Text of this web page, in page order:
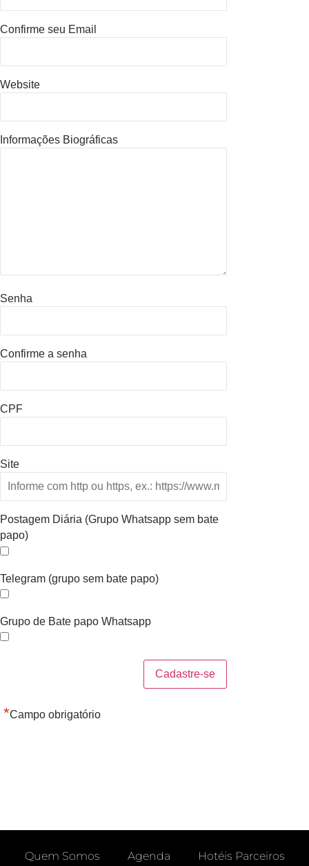
Confirme seu Email
Website
Informações Biográficas
Senha
Confirme a senha
CPF
Site
Postagem Diária (Grupo Whatsapp sem bate
papo)
Telegram (grupo sem bate papo)
Grupo de Bate papo Whatsapp
*Campo obrigatório
Quem Somos Agenda Hotéis Parceiros